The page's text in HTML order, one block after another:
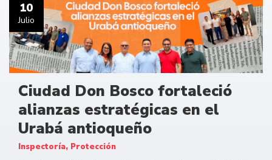
10
Julio
Ciudad Don Bosco fortaleció
alianzas estratégicas en el
Urabá antioqueño
Inspectoría, Protección